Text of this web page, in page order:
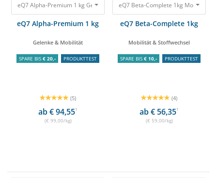
eQ7 Alpha-Premium 1 kg Gelenke & Mobilität 99,00 €
eQ7 Alpha-Premium 1 kg
Gelenke & Mobilität
SPARE BIS € 20,- PRODUKTTEST
(5)
ab € 94,551
(€ 99,00/kg)
eQ7 Beta-Complete 1kg Mobilität &
eQ7 Beta-Complete 1kg
Mobilität & Stoffwechsel
SPARE BIS € 10,- PRODUKTTEST
(4)
ab € 56,351
(€ 59,00/kg)